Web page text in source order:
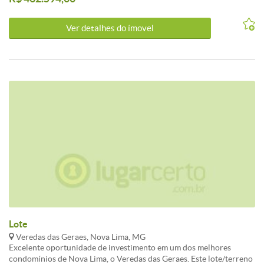
mais valorizados da região. Agende já a sua visita e venha conhecer
pessoalmente todas as vantagens de morar no Veredas das Geraes.
Ver detalhes do ímovel
Lote
Veredas das Geraes, Nova Lima, MG
Excelente oportunidade de investimento em um dos melhores
condomínios de Nova Lima, o Veredas das Geraes. Este lote/terreno